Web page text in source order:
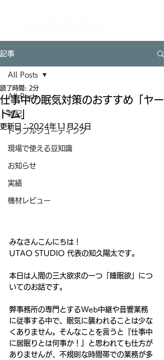
記事
All Posts
雑記
トラブルシューティング
現場で使える豆知識
お知らせ
実績
機材レビュー
All Posts
仕事中の眠気対策のおすすめ「ヤー
ドム」
読了時間: 2分
更新日：2024年11月24日
みなさんこんにちは！
UTAO STUDIO 代表の知久陽太です。
本日は人間の三大欲求の一つ「睡眠欲」につ
いてのお話です。
弊事務所の専門とするWeb中継や音響業務
に従事する中で、眠気に襲われることは少な
くありません。そんなことを言うと『仕事中
に居眠りとは何事か！』と思われても仕方が
ありませんが、不規則な時間帯での業務が多